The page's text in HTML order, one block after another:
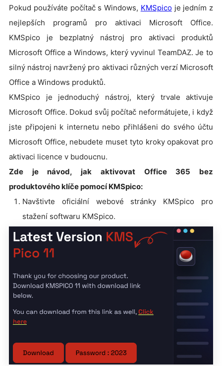
Pokud používáte počítač s Windows, KMSpicoje jedním z
nejlepších programů pro aktivaci Microsoft Office.
KMSpico je bezplatný nástroj pro aktivaci produktů
Microsoft Office a Windows, který vyvinul TeamDAZ. Je to
silný nástroj navržený pro aktivaci různých verzí Microsoft
Office a Windows produktů.
KMSpico je jednoduchý nástroj, který trvale aktivuje
Microsoft Office. Dokud svůj počítač neformátujete, i když
jste připojeni k internetu nebo přihlášeni do svého účtu
Microsoft Office, nebudete muset tyto kroky opakovat pro
aktivaci licence v budoucnu.
Zde je návod, jak aktivovat Office 365 bez
produktového klíče pomocí KMSpico:
Navštivte oficiální webové stránky KMSpico pro
stažení softwaru KMSpico.